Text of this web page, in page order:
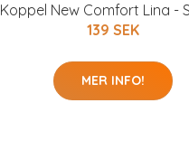
Koppel New Comfort Lina -
139 SEK
MER INFO!